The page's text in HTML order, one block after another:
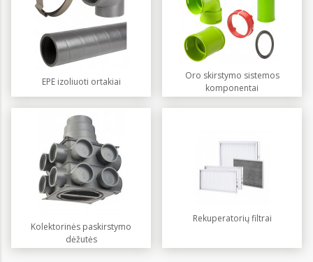
EPE izoliuoti ortakiai
Oro skirstymo sistemos
komponentai
Kolektorinės paskirstymo
dėžutės
Rekuperatorių filtrai